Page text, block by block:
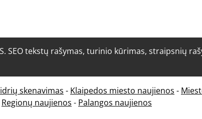
SEO tekstų rašymas, turinio kūrimas, straipsnių
skenavimas - Klaipedos miesto naujienos -
Regionų naujienos - Palangos naujienos